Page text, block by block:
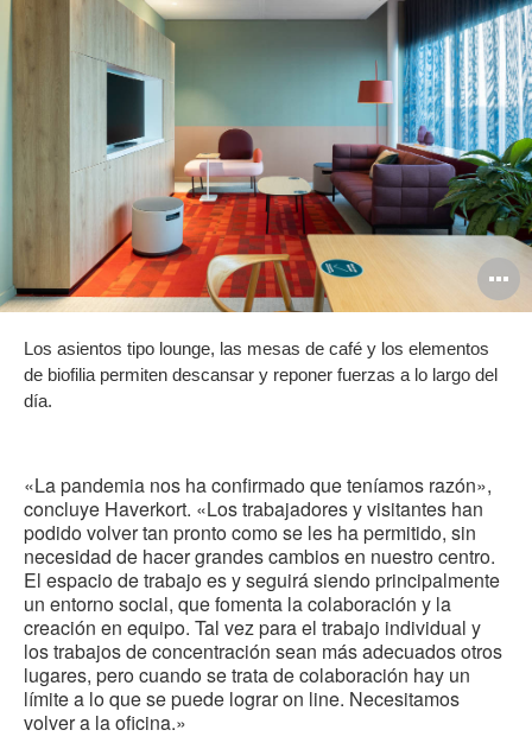
Los asientos tipo lounge, las mesas de café y los elementos
de biofilia permiten descansar y reponer fuerzas a lo largo del
día.
«La pandemia nos ha confirmado que teníamos razón»,
concluye Haverkort. «Los trabajadores y visitantes han
podido volver tan pronto como se les ha permitido, sin
necesidad de hacer grandes cambios en nuestro centro.
El espacio de trabajo es y seguirá siendo principalmente
un entorno social, que fomenta la colaboración y la
creación en equipo. Tal vez para el trabajo individual y
los trabajos de concentración sean más adecuados otros
lugares, pero cuando se trata de colaboración hay un
límite a lo que se puede lograr on line. Necesitamos
volver a la oficina.»